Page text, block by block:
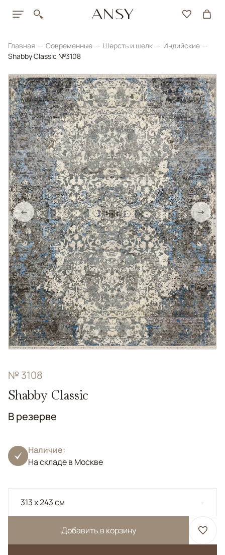
Главная Современные Шерсть и шелк
Индийские
Shabby Classic №3108
← →
№ 3108
Shabby Classic
В резерве
Наличие:
На складе в Москве
313 x 243 см
Добавить в корзину